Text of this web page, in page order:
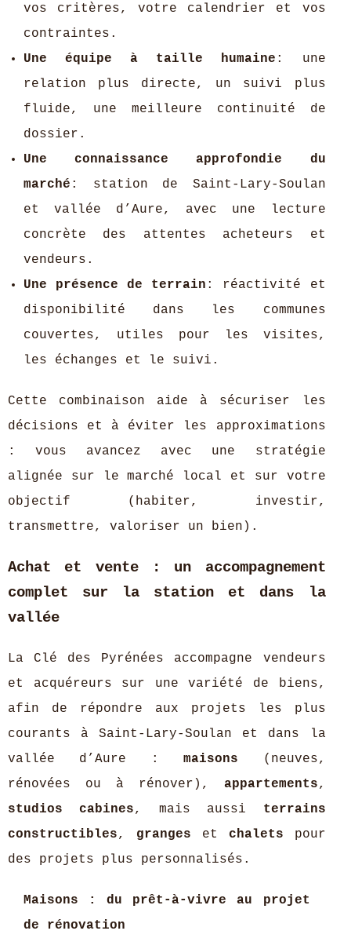
vos critères, votre calendrier et vos
contraintes.
Une équipe à taille humaine : une
relation plus directe, un suivi plus
fluide, une meilleure continuité de
dossier.
Une connaissance approfondie du
marché : station de Saint‑Lary‑Soulan
et vallée d’Aure, avec une lecture
concrète des attentes acheteurs et
vendeurs.
Une présence de terrain : réactivité et
disponibilité dans les communes
couvertes, utiles pour les visites,
les échanges et le suivi.
Cette combinaison aide à sécuriser les
décisions et à éviter les approximations
: vous avancez avec une stratégie
alignée sur le marché local et sur votre
objectif (habiter, investir,
transmettre, valoriser un bien).
Achat et vente : un accompagnement
complet sur la station et dans la
vallée
La Clé des Pyrénées accompagne vendeurs
et acquéreurs sur une variété de biens,
afin de répondre aux projets les plus
courants à Saint‑Lary‑Soulan et dans la
vallée d’Aure :maisons (neuves,
rénovées ou à rénover), appartements,
studios cabines, mais aussi terrains
constructibles, granges et chalets pour
des projets plus personnalisés.
Maisons : du prêt‑à‑vivre au projet
de rénovation